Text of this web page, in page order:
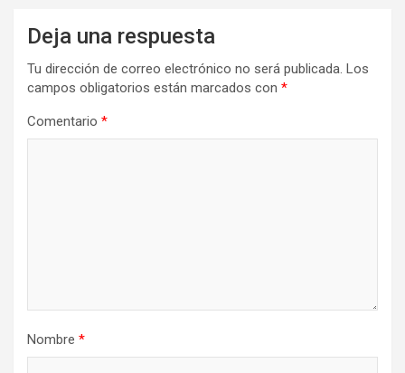
Deja una respuesta
Tu dirección de correo electrónico no será publicada. Los
campos obligatorios están marcados con *
Comentario *
Nombre *